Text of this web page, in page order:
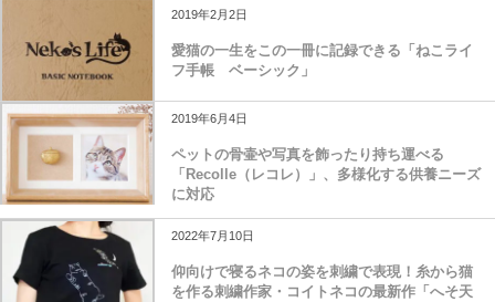
2019年2月2日
愛猫の一生をこの一冊に記録できる「ねこライ
フ手帳 ベーシック」
2019年6月4日
ペットの骨壷や写真を飾ったり持ち運べる
「Recolle（レコレ）」、多様化する供養ニーズ
に対応
2022年7月10日
仰向けで寝るネコの姿を刺繍で表現！糸から猫
を作る刺繍作家・コイトネコの最新作「へそ天